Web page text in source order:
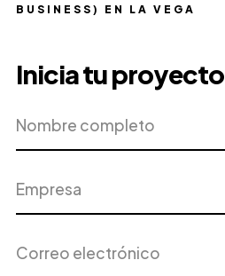
BUSINESS) EN LA VEGA
Inicia tu proyecto
completo
electrónico